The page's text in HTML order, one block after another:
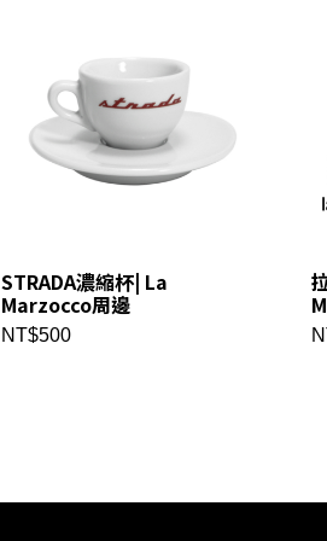
STRADA濃縮杯| La
Marzocco周邊
NT$500